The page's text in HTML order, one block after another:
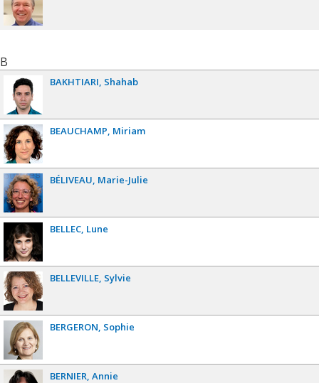
B
BAKHTIARI Shahab
BEAUCHAMP Miriam
BÉLIVEAU Marie-Julie
BELLEC Lune
BELLEVILLE Sylvie
BERGERON Sophie
BERNIER Annie